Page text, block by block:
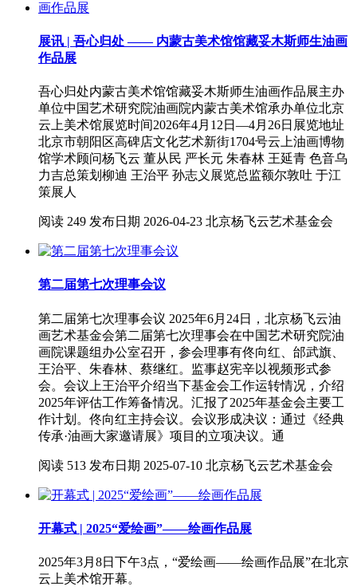
展讯 | 吾心归处 —— 内蒙古美术馆馆藏妥木斯师生油画
作品展
吾心归处内蒙古美术馆馆藏妥木斯师生油画作品展主办
单位中国艺术研究院油画院内蒙古美术馆承办单位北京
云上美术馆展览时间2026年4月12日—4月26日展览地址
北京市朝阳区高碑店文化艺术新街1704号云上油画博物
馆学术顾问杨飞云 董从民 严长元 朱春林 王延青 色音乌
力吉总策划柳迪 王治平 孙志义展览总监额尔敦吐 于江
策展人
阅读 249 发布日期 2026-04-23 北京杨飞云艺术基金会
第二届第七次理事会议
第二届第七次理事会议 2025年6月24日，北京杨飞云油
画艺术基金会第二届第七次理事会在中国艺术研究院油
画院课题组办公室召开，参会理事有佟向红、邰武旗、
王治平、朱春林、蔡继红。监事赵宪辛以视频形式参
会。会议上王治平介绍当下基金会工作运转情况，介绍
2025年评估工作筹备情况。汇报了2025年基金会主要工
作计划。佟向红主持会议。会议形成决议：通过《经典
传承·油画大家邀请展》项目的立项决议。通
阅读 513 发布日期 2025-07-10 北京杨飞云艺术基金会
开幕式 | 2025“爱绘画”——绘画作品展
2025年3月8日下午3点，“爱绘画——绘画作品展”在北京
云上美术馆开幕。